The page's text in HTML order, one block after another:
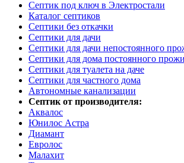
Септик под ключ в Электростали
Каталог септиков
Септики без откачки
Септики для дачи
Септики для дачи непостоянного
Септики для дома постоянного
Септики для туалета на даче
Септики для частного дома
Автономные канализации
Септик от производителя:
Аквалос
Юнилос Астра
Диамант
Евролос
Малахит